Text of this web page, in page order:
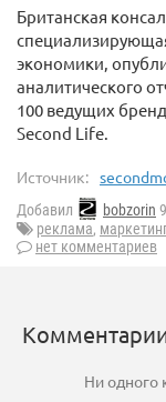
Британская
экономики,
аналитического
100 ведущих
Second Life.
Источник:
Добавил bobzorin
реклама,
нет комментариев
Ни одного